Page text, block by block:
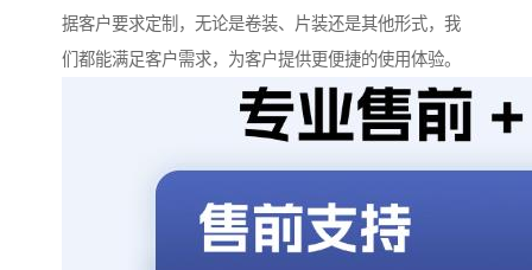
据客户要求定制，无论是卷装、片装还是其他形式，我
们都能满足客户需求，为客户提供更便捷的使用体验。